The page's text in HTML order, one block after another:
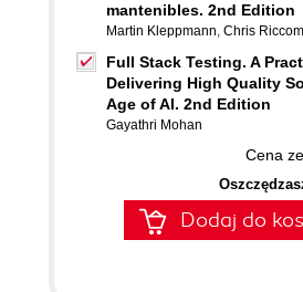
mantenibles. 2nd Edition
Martin Kleppmann, Chris
Full Stack Testing. A
Delivering High Quality
Age of AI. 2nd Edition
Gayathri Mohan
Cena
Dodaj do